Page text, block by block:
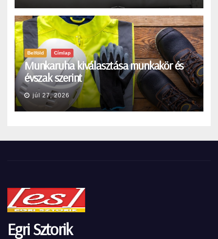
Belföld Címlap
Munkaruha kiválasztása munkakör és
évszak szerint
júl 27, 2026
Egri Sztorik